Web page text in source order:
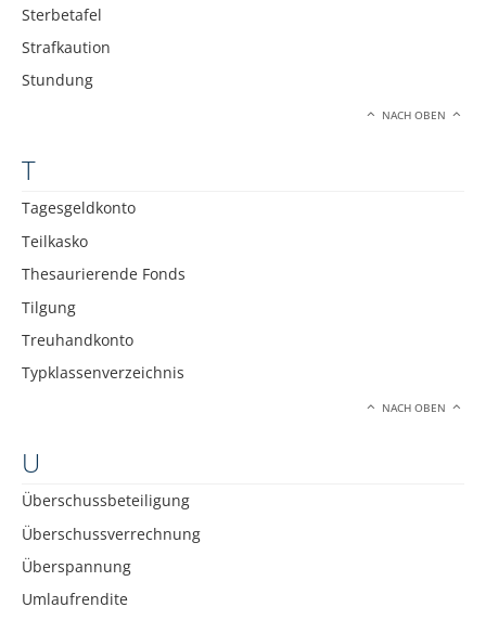
Sterbetafel
Strafkaution
Stundung
NACH OBEN
T
Tagesgeldkonto
Teilkasko
Thesaurierende Fonds
Tilgung
Treuhandkonto
Typklassenverzeichnis
NACH OBEN
U
Überschussbeteiligung
Überschussverrechnung
Überspannung
Umlaufrendite